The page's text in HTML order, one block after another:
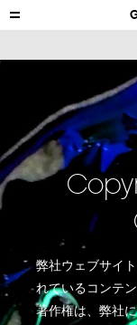
弊社ウェブサイ
れているコンテ
著作権は、弊社